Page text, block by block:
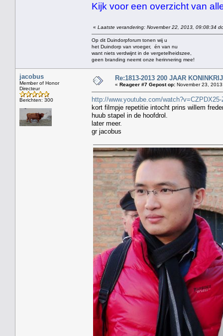
Kijk voor een overzicht van
« Laatste verandering: November 22, 2013, 09:08:34
Op dit Duindorpforum tonen wij u
het Duindorp van vroeger, én van nu
want niets verdwijnt in de vergetelheidszee,
geen branding neemt onze herinnering mee!
jacobus
Member of Honor
Directeur
Berichten: 300
Re:1813-2013 200 JAAR
« Reageer #7 Gepost op: November 23,
http://www.youtube.com/watch?v=CZPDX25-
kort filmpje repetitie intocht prins willem
huub stapel in de hoofdrol.
later meer.
gr jacobus